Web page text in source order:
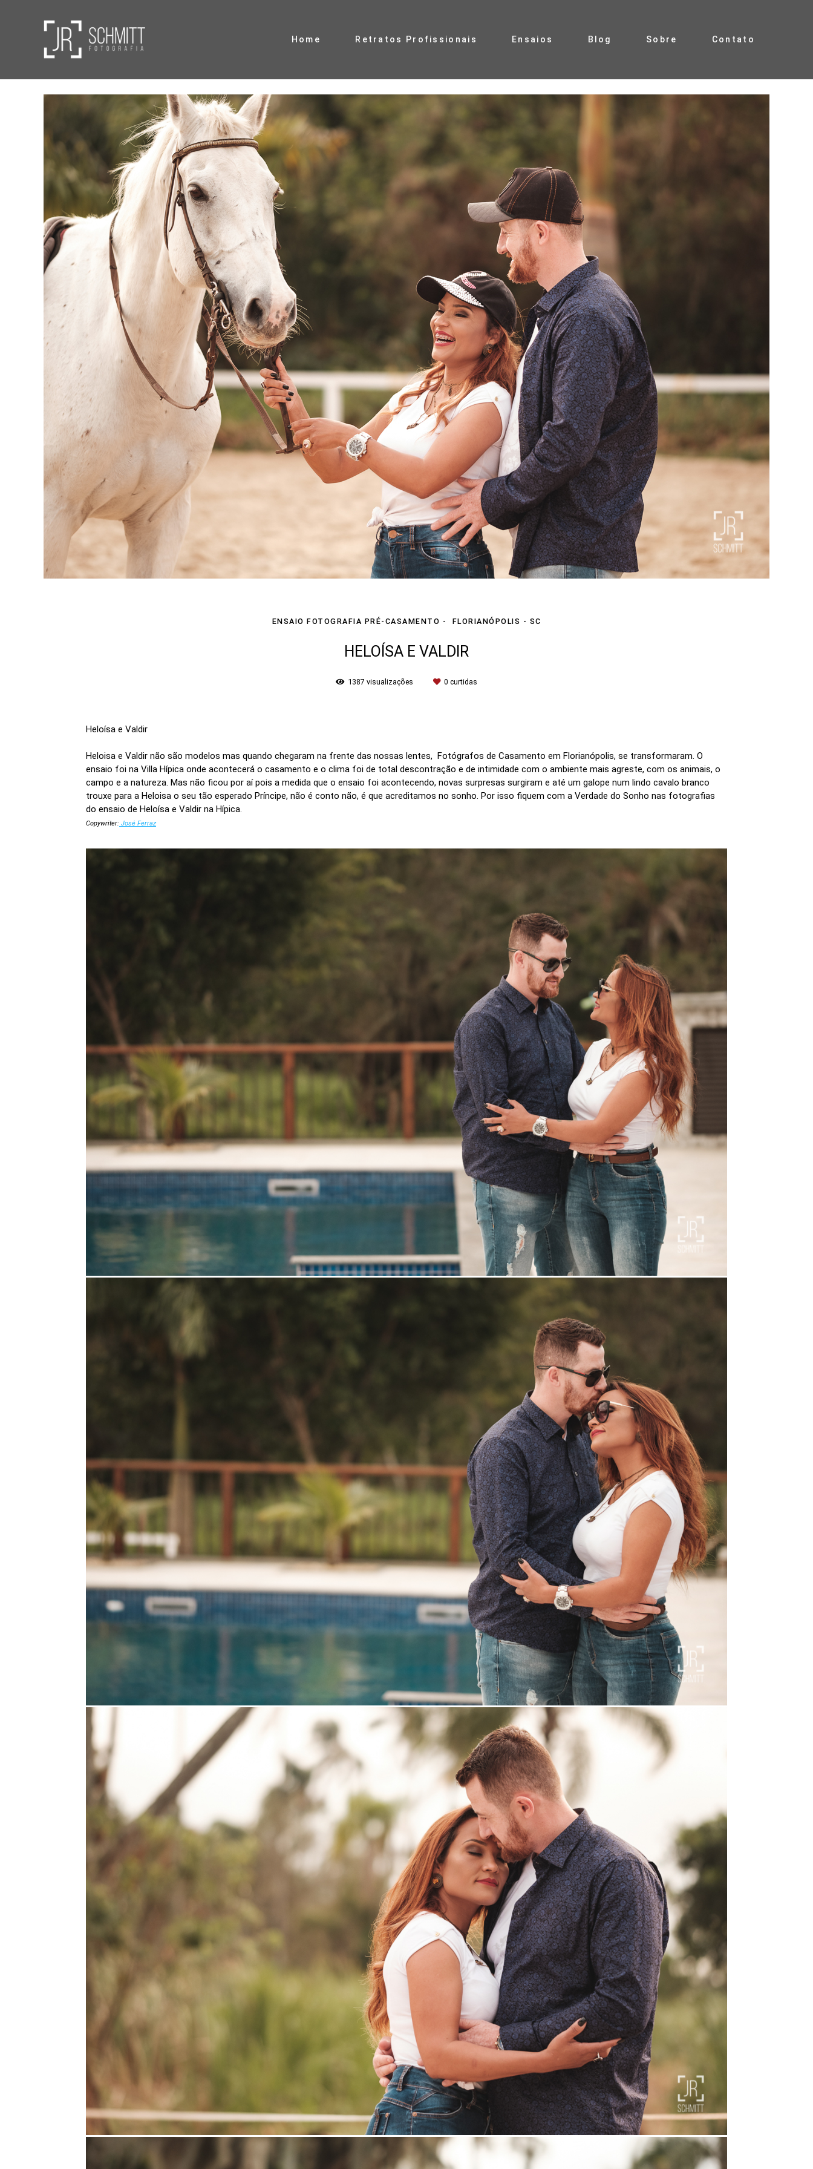
Home Retratos Profissionais Ensaios Blog Sobre Contato
ENSAIO FOTOGRAFIA PRÉ-CASAMENTO FLORIANÓPOLIS - SC
HELOÍSA E VALDIR
1387 visualizações 0 curtidas
Heloísa e Valdir
Heloisa e Valdir não são modelos mas quando chegaram na frente das nossas lentes, Fotógrafos de Casamento em Florianópolis, se transformaram. O
ensaio foi na Villa Hípica onde acontecerá o casamento e o clima foi de total descontração e de intimidade com o ambiente mais agreste, com os animais, o
campo e a natureza. Mas não ficou por aí pois a medida que o ensaio foi acontecendo, novas surpresas surgiram e até um galope num lindo cavalo branco
trouxe para a Heloisa o seu tão esperado Príncipe, não é conto não, é que acreditamos no sonho. Por isso fiquem com a Verdade do Sonho nas fotografias
do ensaio de Heloísa e Valdir na Hípica.
Copywriter: José Ferraz